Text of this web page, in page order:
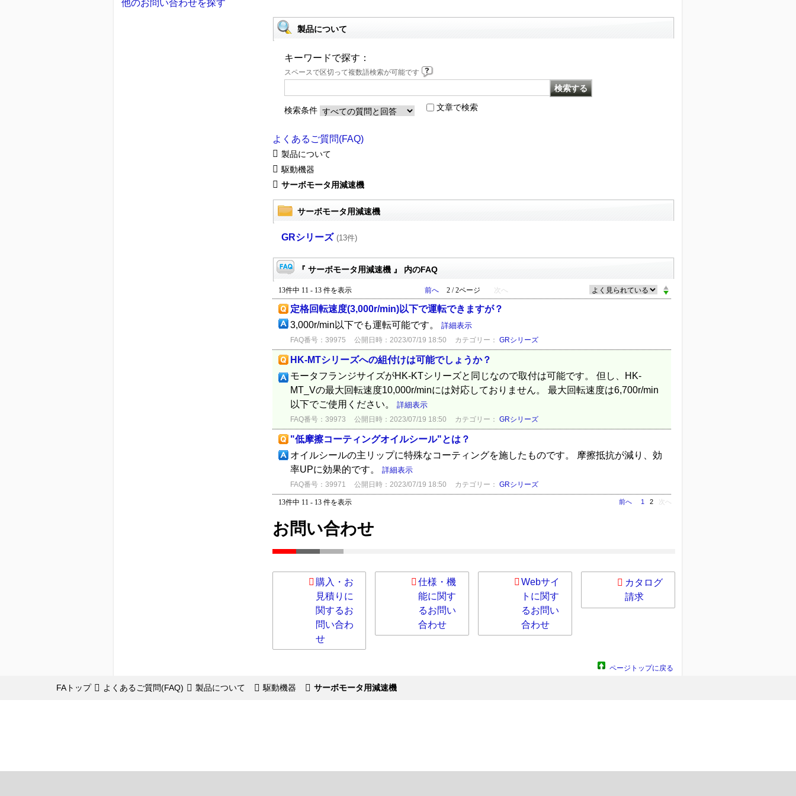
他のお問い合わせを探す
製品について
キーワードで探す：
スペースで区切って複数語検索が可能です
検索条件 文章で検索
よくあるご質問(FAQ)
製品について
駆動機器
サーボモータ用減速機
サーボモータ用減速機
GRシリーズ (13件)
『 サーボモータ用減速機 』 内のFAQ
13件中 11 - 13 件を表示 前へ 2 / 2ページ 次へ
定格回転速度(3,000r/min)以下で運転できますが？
3,000r/min以下でも運転可能です。 詳細表示
FAQ番号：39975 公開日時：2023/07/19 18:50 カテゴリー： GRシリーズ
HK-MTシリーズへの組付けは可能でしょうか？
モータフランジサイズがHK-KTシリーズと同じなので取付は可能です。 但し、HK-
MT_Vの最大回転速度10,000r/minには対応しておりません。 最大回転速度は6,700r/min
以下でご使用ください。 詳細表示
FAQ番号：39973 公開日時：2023/07/19 18:50 カテゴリー： GRシリーズ
"低摩擦コーティングオイルシール"とは？
オイルシールの主リップに特殊なコーティングを施したものです。 摩擦抵抗が減り、効
率UPに効果的です。 詳細表示
FAQ番号：39971 公開日時：2023/07/19 18:50 カテゴリー： GRシリーズ
13件中 11 - 13 件を表示 前へ 1 2 次へ
お問い合わせ
購入・お
見積りに
関するお
問い合わ
せ
仕様・機
能に関す
るお問い
合わせ
Webサイ
トに関す
るお問い
合わせ
カタログ
請求
ページトップに戻る
FAトップ よくあるご質問(FAQ) 製品について 駆動機器 サーボモータ用減速機